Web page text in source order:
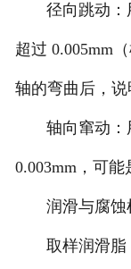
径向跳动：用
超过 0.005mm
轴的弯曲后，说
轴向窜动：
0.003mm，可能
润滑与腐蚀
取样润滑脂